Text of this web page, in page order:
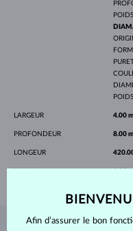
POIDS
POIDS
LARGEUR 4.00
PROFONDEUR 8.00
LONGEUR
Afin d’assurer le bon